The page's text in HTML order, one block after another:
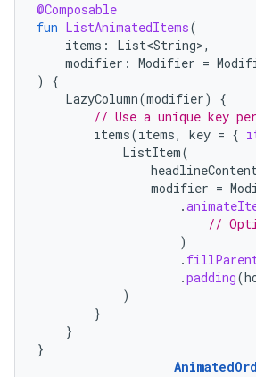
@Composable
fun ListAnimatedItems(
items : List<String>,
modifier : Modifier =
)
{
LazyColumn(modifier)
{
// Use a unique key
items(items, key = {
ListItem(
modifier =
.
//
)
.
.padding(
)
}
}
}